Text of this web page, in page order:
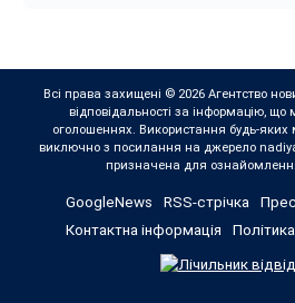
Всі права захищені © 2026 Агентство
відповідальності за інформацію, що
оголошеннях. Використання будь-яких
виключно з посилання на джерело
призначена для
GoogleNews RSS-стрічка
Контактна інформація